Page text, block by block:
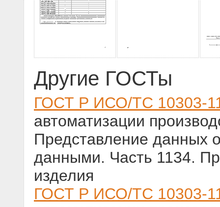
Другие ГОСТы
ГОСТ Р ИСО/ТС 10303-
автоматизации
Представление данных
данными. Часть 1134.
изделия
ГОСТ Р ИСО/ТС 10303-